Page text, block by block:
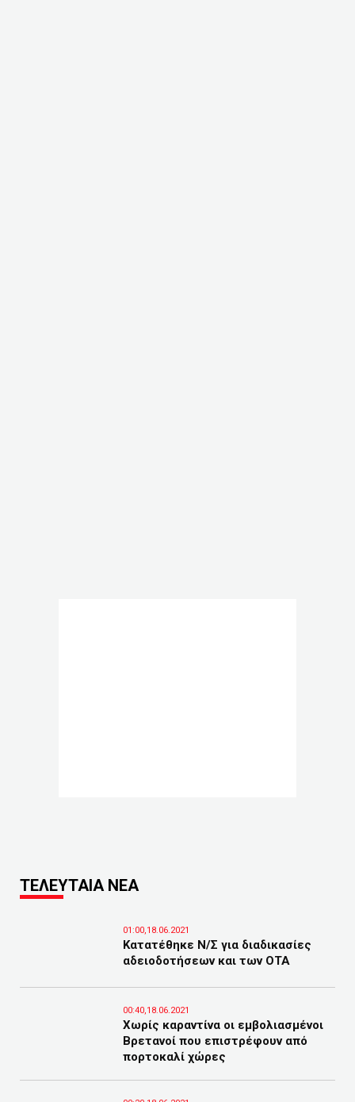
ΤΕΛΕΥΤΑΙΑ ΝΕΑ
01:00,18.06.2021
Κατατέθηκε Ν/Σ για διαδικασίες
αδειοδοτήσεων και των ΟΤΑ
00:40,18.06.2021
Χωρίς καραντίνα οι εμβολιασμένοι
Βρετανοί που επιστρέφουν από
πορτοκαλί χώρες